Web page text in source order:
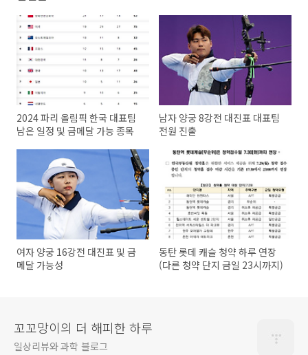
2024 파리 올림픽 한국 대표팀
남은 일정 및 금메달 가능 종목
남자 양궁 8강전 대진표 대표팀
전원 진출
여자 양궁 16강전 대진표 및 금
메달 가능성
동탄 롯데 캐슬 청약 하루 연장
(다른 청약 단지 금일 23시까지)
꼬꼬망이의 더 해피한 하루
일상리뷰와 과학 블로그